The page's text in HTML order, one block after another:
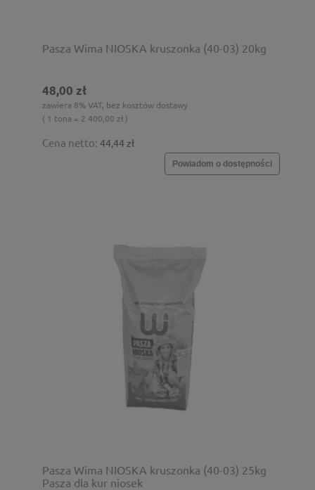
Pasza Wima NIOSKA kruszonka (40-03) 20kg
48,00 zł
zawiera 8% VAT, bez kosztów dostawy
( 1 tona = 2 400,00 zł )
Cena netto: 44,44 zł
Powiadom o dostępności
Pasza Wima NIOSKA kruszonka (40-03) 25kg
Pasza dla kur niosek